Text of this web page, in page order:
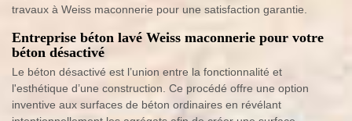
travaux à Weiss maconnerie pour une satisfaction garantie.
Entreprise béton lavé Weiss maconnerie pour votre
béton désactivé
Le béton désactivé est l’union entre la fonctionnalité et
l'esthétique d’une construction. Ce procédé offre une option
inventive aux surfaces de béton ordinaires en révélant